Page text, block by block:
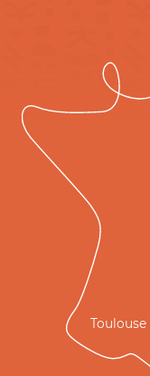
Toulouse